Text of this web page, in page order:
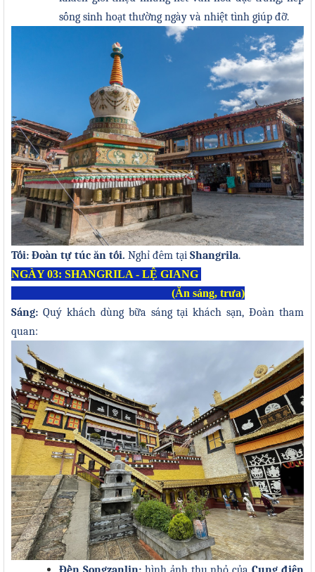
sống sinh hoạt thường ngày và nhiệt tình giúp đỡ.
Tối: Đoàn tự túc ăn tối. Nghỉ đêm tại Shangrila.
NGÀY 03: SHANGRILA - LỆ GIANG
(Ăn sáng, trưa)
Sáng: Quýkhách dùng bữa sáng tại khách sạn, Đoàn tham
quan: